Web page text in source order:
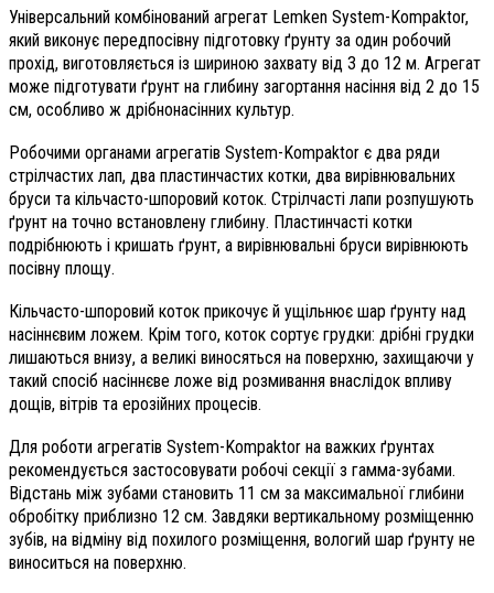
Універсальний комбінований агрегат Lemken System-Kompaktor,
який виконує передпосівну підготовку ґрунту за один робочий
прохід, виготовляється із шириною захвату від 3 до 12 м. Агрегат
може підготувати ґрунт на глибину загортання насіння від 2 до 15
см, особливо ж дрібнонасінних культур.
Робочими органами агрегатів System-Kompaktor є два ряди
стрілчастих лап, два пластинчастих котки, два вирівнювальних
бруси та кільчасто-шпоровий коток. Стрілчасті лапи розпушують
ґрунт на точно встановлену глибину. Пластинчасті котки
подрібнюють і кришать ґрунт, а вирівнювальні бруси вирівнюють
посівну площу.
Кільчасто-шпоровий коток прикочує й ущільнює шар ґрунту над
насіннєвим ложем. Крім того, коток сортує грудки: дрібні грудки
лишаються внизу, а великі виносяться на поверхню, захищаючи у
такий спосіб насіннєве ложе від розмивання внаслідок впливу
дощів, вітрів та ерозійних процесів.
Для роботи агрегатів System-Kompaktor на важких ґрунтах
рекомендується застосовувати робочі секції з гамма-зубами.
Відстань між зубами становить 11 см за максимальної глибини
обробітку приблизно 12 см. Завдяки вертикальному розміщенню
зубів, на відміну від похилого розміщення, вологий шар ґрунту не
виноситься на поверхню.